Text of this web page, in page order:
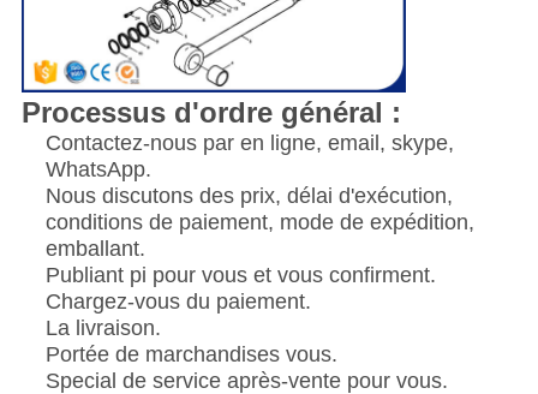
Processus d'ordre général :
Contactez-nous par en ligne, email, skype,
WhatsApp.
Nous discutons des prix, délai d'exécution,
conditions de paiement, mode de expédition,
emballant.
Publiant pi pour vous et vous confirment.
Chargez-vous du paiement.
La livraison.
Portée de marchandises vous.
Special de service après-vente pour vous.